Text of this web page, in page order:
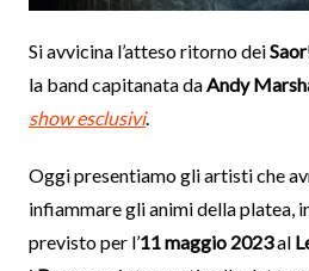
Si avvicina l’atteso ritorno deiSaor
la band capitanata daAndy
show esclusivi.
Oggi presentiamo gli artisti che
infiammare gli animi della platea,
previsto per l’11 maggio 2023al